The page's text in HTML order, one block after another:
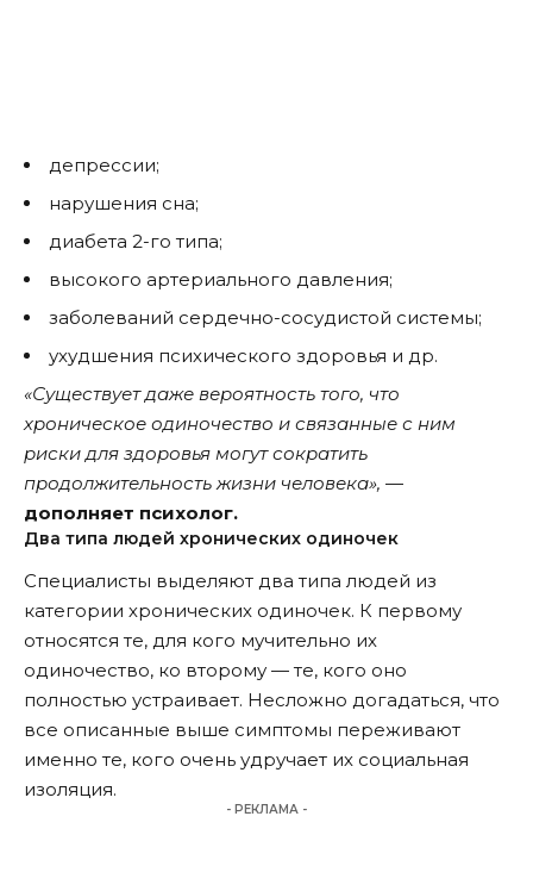
депрессии;
нарушения сна;
диабета 2-го типа;
высокого артериального давления;
заболеваний сердечно-сосудистой системы;
ухудшения психического здоровья и др.
«Существует даже вероятность того, что
хроническое одиночество и связанные с ним
риски для здоровья могут сократить
продолжительность жизни человека», —
дополняет психолог.
Два типа людей хронических одиночек
Специалисты выделяют два типа людей из
категории хронических одиночек. К первому
относятся те, для кого мучительно их
одиночество, ко второму — те, кого оно
полностью устраивает. Несложно догадаться, что
все описанные выше симптомы переживают
именно те, кого очень удручает их социальная
изоляция.
- РЕКЛАМА -